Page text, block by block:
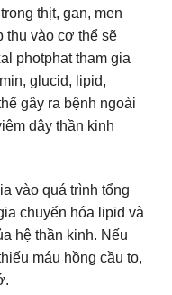
thịt, gan, men
thu vào cơ thể sẽ
photphat tham gia
glucid, lipid,
gây ra bệnh ngoài
dây thần kinh
vào quá trình tổng
chuyển hóa lipid và
hệ thần kinh. Nếu
máu hồng cầu to,